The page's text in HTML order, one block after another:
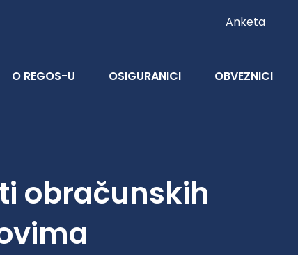
Anketa
O REGOS-U OSIGURANICI OBVEZNICI
obračunskih